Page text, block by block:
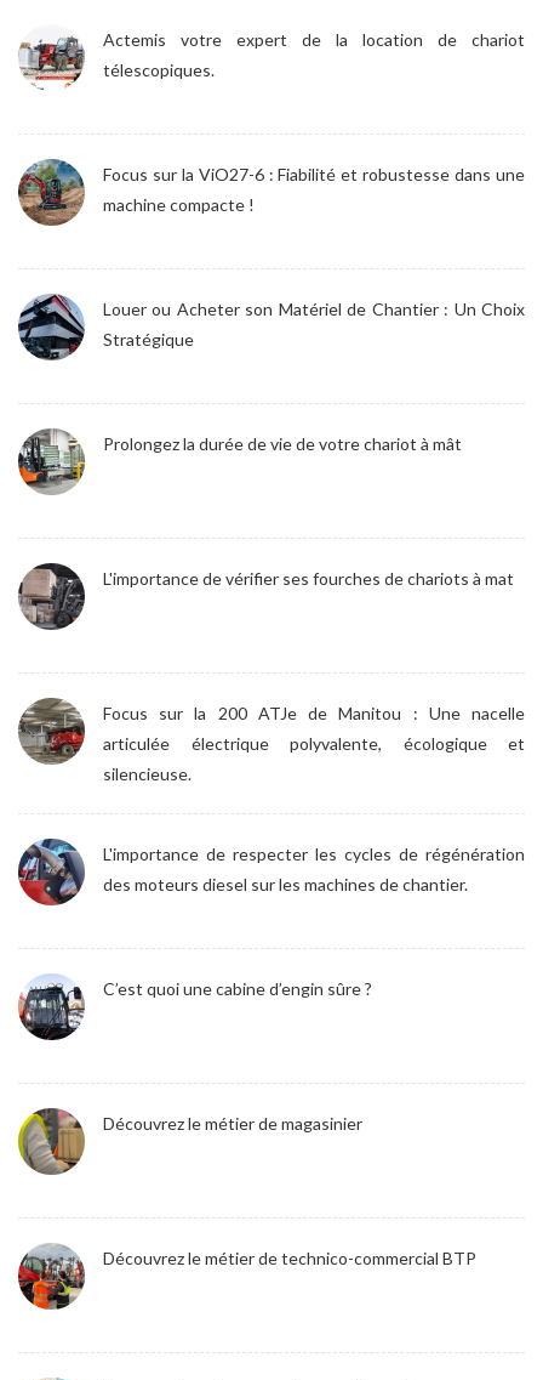
Actemis votre expert de la location de chariot
télescopiques.
Focus sur la ViO27-6 : Fiabilité et robustesse dans une
machine compacte !
Louer ou Acheter son Matériel de Chantier : Un Choix
Stratégique
Prolongez la durée de vie de votre chariot à mât
L'importance de vérifier ses fourches de chariots à mat
Focus sur la 200 ATJe de Manitou : Une nacelle
articulée électrique polyvalente, écologique et
silencieuse.
L'importance de respecter les cycles de régénération
des moteurs diesel sur les machines de chantier.
C’est quoi une cabine d’engin sûre ?
Découvrez le métier de magasinier
Découvrez le métier de technico-commercial BTP